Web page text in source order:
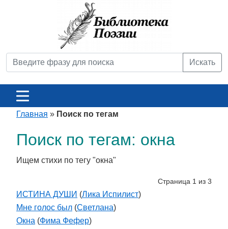
Искать
Главная » Поиск по тегам
Поиск по тегам: окна
Ищем стихи по тегу "окна"
Страница 1 из 3
ИСТИНА ДУШИ (Лика Испилист)
Мне голос был (Светлана)
Окна (Фима Фефер)